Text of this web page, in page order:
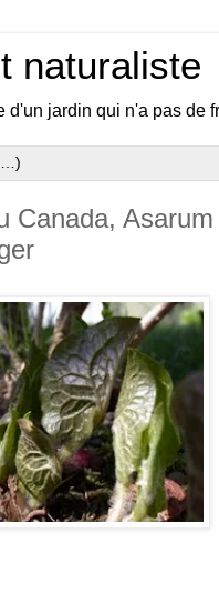
naturaliste
d'un jardin qui n'a pas de
Canada,